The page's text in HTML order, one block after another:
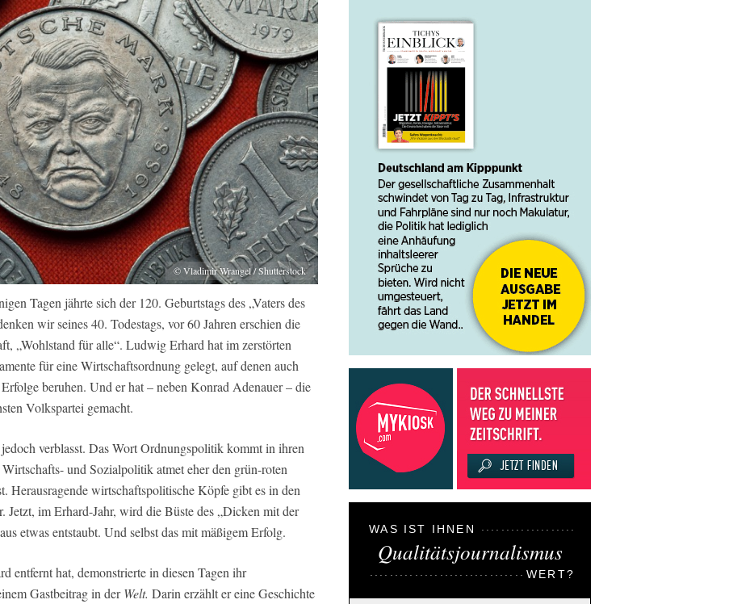
© Vladimir Wrangel / Shutterstock
Tagen jährte sich der 120. Geburtstags des „Vaters des
wir seines 40. Todestags, vor 60 Jahren erschien die
„Wohlstand für alle“. Ludwig Erhard hat im zerstörten
für eine Wirtschaftsordnung gelegt, auf denen auch
beruhen. Und er hat – neben Konrad Adenauer – die
Volkspartei gemacht.
verblasst. Das Wort Ordnungspolitik kommt in ihren
und Sozialpolitik atmet eher den grün-roten
Herausragende wirtschaftspolitische Köpfe gibt es in den
Jetzt, im Erhard-Jahr, wird die Büste des „Dicken mit der
etwas entstaubt. Und selbst das mit mäßigem Erfolg.
entfernt hat, demonstrierte in diesen Tagen ihr
Gastbeitrag in derWelt. Darin erzählt er eine Geschichte
WAS IST IHNEN
Qualitätsjournalismus
WERT?